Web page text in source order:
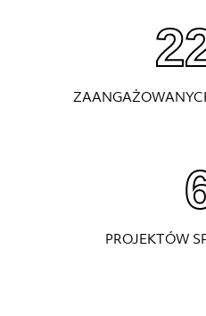
PROJEKTÓW